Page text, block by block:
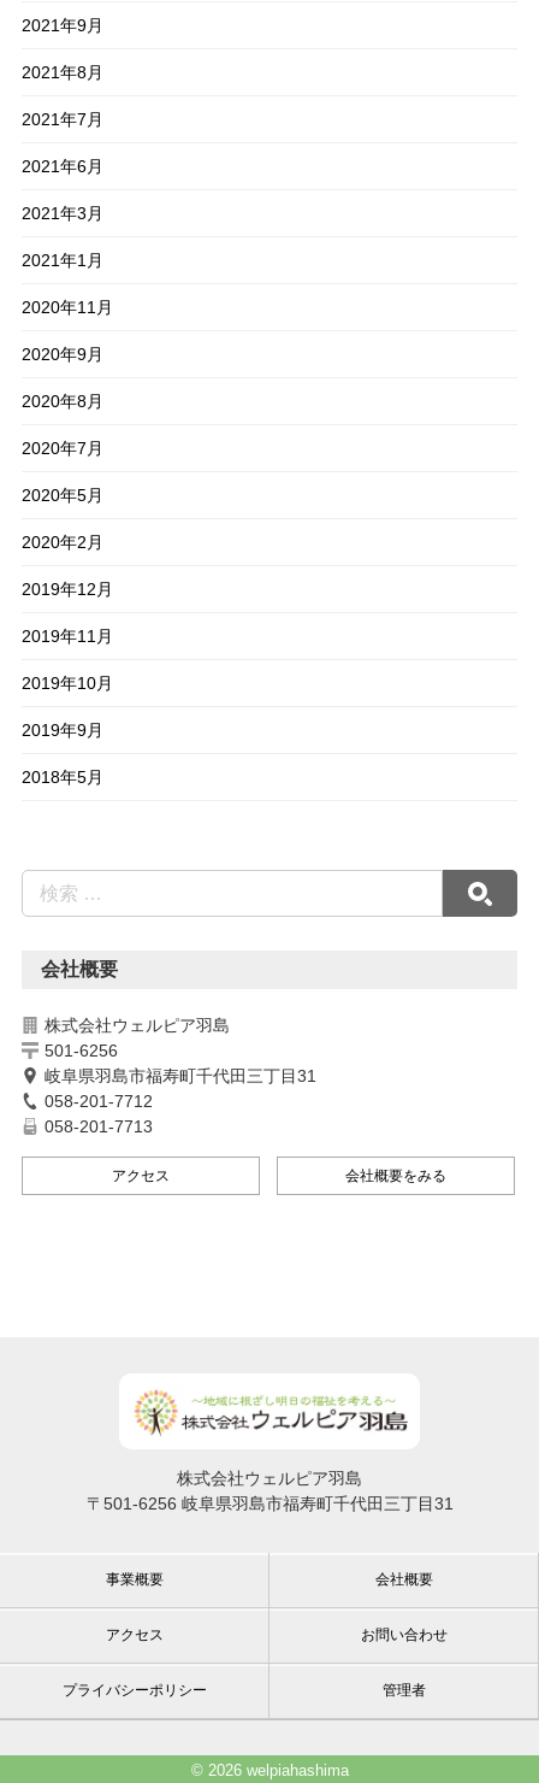
2021年9月
2021年8月
2021年7月
2021年6月
2021年3月
2021年1月
2020年11月
2020年9月
2020年8月
2020年7月
2020年5月
2020年2月
2019年12月
2019年11月
2019年10月
2019年9月
2018年5月
会社概要
株式会社ウェルピア羽島
501-6256
岐阜県羽島市福寿町千代田三丁目31
058-201-7712
058-201-7713
アクセス 会社概要をみる
株式会社ウェルピア羽島
〒501-6256 岐阜県羽島市福寿町千代田三丁目31
事業概要 会社概要
アクセス お問い合わせ
プライバシーポリシー 管理者
© 2026 welpiahashima